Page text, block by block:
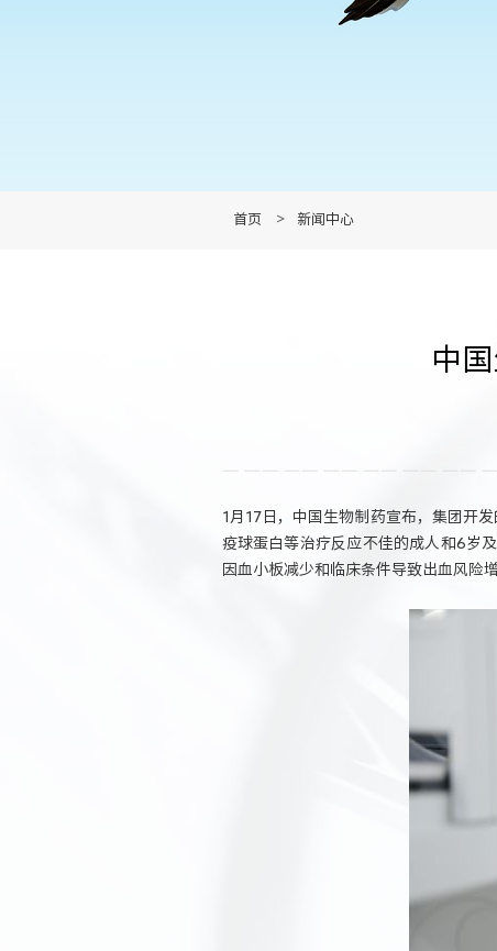
首页 > 新闻中心
中
1月17日，中国生物制药宣布，集团开
疫球蛋白等治疗反应不佳的成人和6岁
因血小板减少和临床条件导致出血风险